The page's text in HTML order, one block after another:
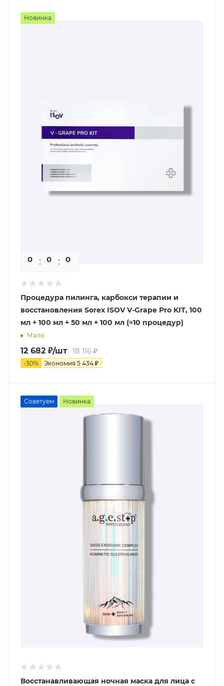
Новинка
0 0 0
Процедура пилинга, карбокси терапии и
восстановления Sorex ISOV V-Grape Pro KIT, 100
мл + 100 мл + 50 мл + 100 мл (≈10 процедур)
Мало
12 682 ₽/шт 18 116 ₽
-30% Экономия 5 434 ₽
Советуем Новинка
Восстанавливающая ночная маска для лица с